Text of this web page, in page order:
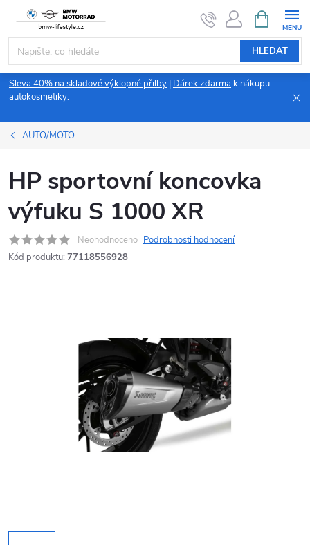
obsah
HLEDAT
NÁKUPNÍ
KOŠÍK
Sleva 40% na skladové výklopné přilby Dárek zdarma k nákupu
autokosmetiky.
AUTO/MOTO
HP sportovní koncovka
výfuku S 1000 XR
Neohodnoceno Podrobnosti hodnocení
Kód produktu: 77118556928